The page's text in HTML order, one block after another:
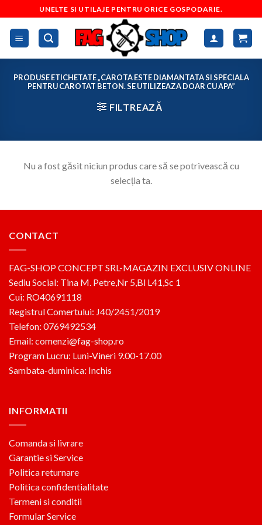
to
content
UNELTE SI UTILAJE PENTRU ORICE GOSPODARIE.
PRODUSE ETICHETATE „CAROTA ESTE DIAMANTATA SI SPECIALA
PENTRU CAROTAT BETON. SE UTILIZEAZA DOAR CU APA”
FILTREAZĂ
Nu a fost găsit niciun produs care să se potrivească cu
selecția ta.
CONTACT
FAG-SHOP CONCEPT SRL-MAGAZIN EXCLUSIV ONLINE
Sediu Social: Tina M. Petre,Nr 5,Bl L41,Sc 1
Cui: RO40691118
Registrul Comertului: J40/2451/2019
Telefon: 0769492534
Email: comenzi@fag-shop.ro
Program Lucru: Luni-Vineri 9.00-17.00
Sambata-duminica: Inchis
INFORMATII
Comanda si livrare
Garantie si Service
Politica returnare
Politica confidentialitate
Termeni si conditii
Formular Service